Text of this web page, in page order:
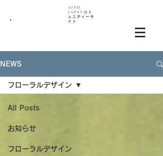
AIFD
JAPAN コミ
ュニティーサ
イト
NEWS
All Posts
お知らせ
フローラルデザイン
フローラルデザイン